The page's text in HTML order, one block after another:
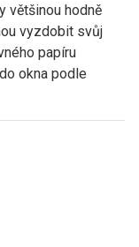
většinou hodně
vyzdobit svůj
papíru
okna podle